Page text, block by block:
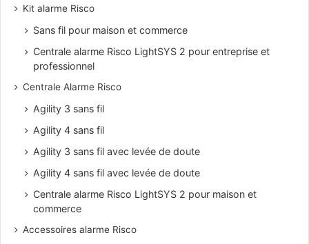
Kit alarme Risco
Sans fil pour maison et commerce
Centrale alarme Risco LightSYS 2 pour entreprise et
professionnel
Centrale Alarme Risco
Agility 3 sans fil
Agility 4 sans fil
Agility 3 sans fil avec levée de doute
Agility 4 sans fil avec levée de doute
Centrale alarme Risco LightSYS 2 pour maison et
commerce
Accessoires alarme Risco